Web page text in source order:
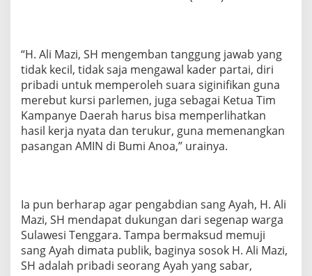
“H. Ali Mazi, SH mengemban tanggung jawab yang
tidak kecil, tidak saja mengawal kader partai, diri
pribadi untuk memperoleh suara siginifikan guna
merebut kursi parlemen, juga sebagai Ketua Tim
Kampanye Daerah harus bisa memperlihatkan
hasil kerja nyata dan terukur, guna memenangkan
pasangan AMIN di Bumi Anoa,” urainya.
Ia pun berharap agar pengabdian sang Ayah, H. Ali
Mazi, SH mendapat dukungan dari segenap warga
Sulawesi Tenggara. Tampa bermaksud memuji
sang Ayah dimata publik, baginya sosok H. Ali Mazi,
SH adalah pribadi seorang Ayah yang sabar,